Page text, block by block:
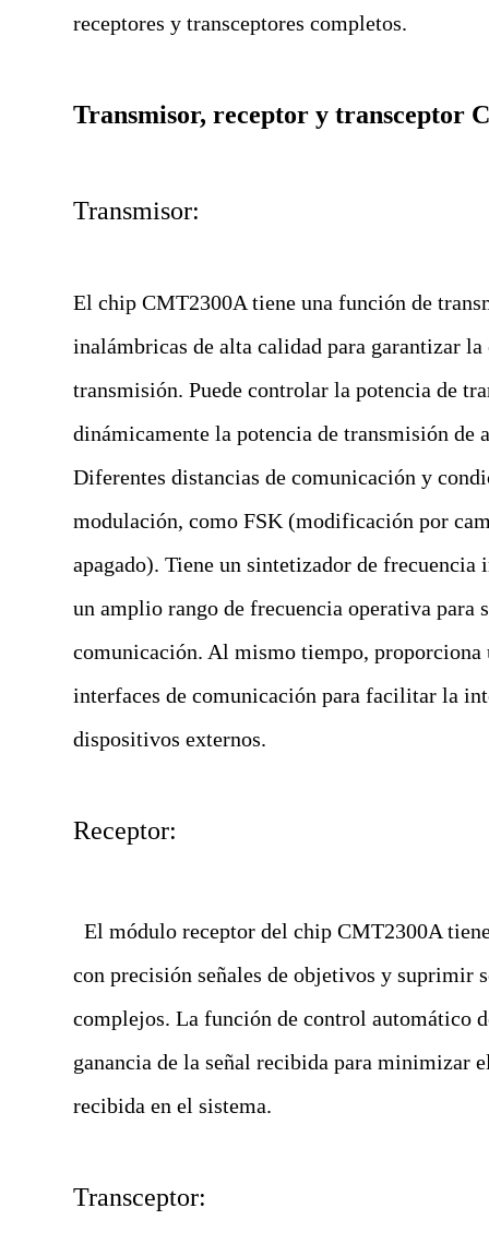
receptores y transceptores completos.
Transmisor, receptor y transceptor
Transmisor:
El chip CMT2300A tiene una función de
inalámbricas de alta calidad para garantizar
transmisión. Puede controlar la potencia de
dinámicamente la potencia de transmisión de
Diferentes distancias de comunicación y
modulación, como FSK (modificación por
apagado). Tiene un sintetizador de frecuencia
un amplio rango de frecuencia operativa para
comunicación. Al mismo tiempo,
interfaces de comunicación para facilitar la
dispositivos externos.
Receptor:
El módulo receptor del chip CMT2300A
con precisión señales de objetivos y suprimir
complejos. La función de control automático
ganancia de la señal recibida para minimizar
recibida en el sistema.
Transceptor: